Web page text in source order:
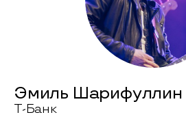
Эмиль Шарифуллин
Т-Банк